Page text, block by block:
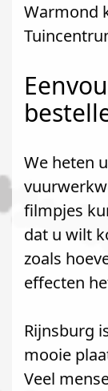
Warmond
We heten
filmpjes
dat u wilt
zoals
effecten
Rijnsburg
mooie
Veel